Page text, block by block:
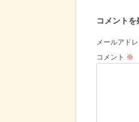
ゲ
ー
シ
ョ
コメントを
メールアド
コメント ※